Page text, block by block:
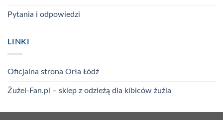
Pytania i odpowiedzi
LINKI
Oficjalna strona Orła Łódź
Żużel-Fan.pl – sklep z odzieżą dla kibiców żużla